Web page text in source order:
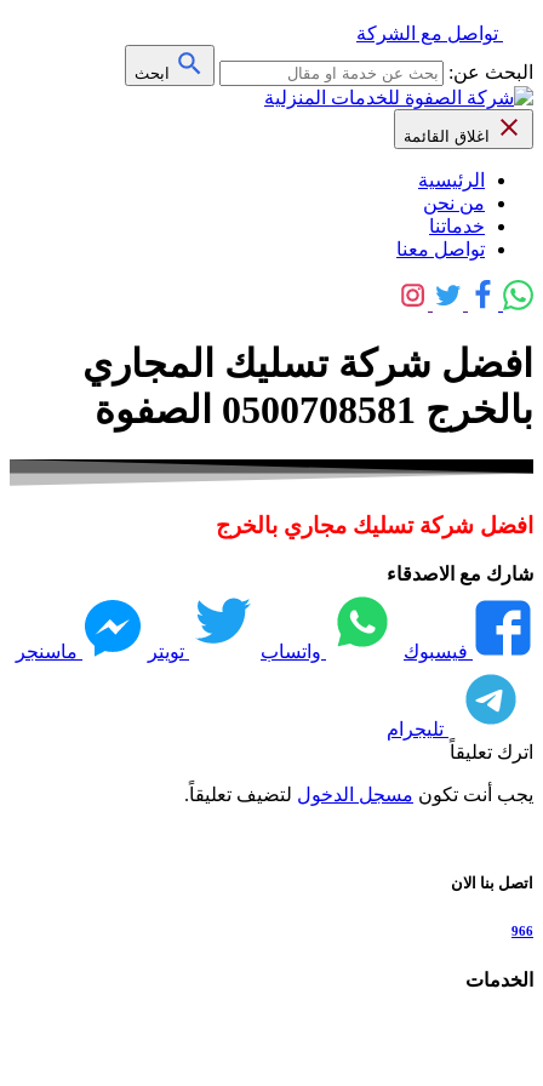
تواصل مع الشركة
البحث عن:
ابحث
اغلاق القائمة
الرئيسية
من نحن
خدماتنا
تواصل معنا
افضل شركة تسليك المجاري
بالخرج 0500708581 الصفوة
افضل شركة تسليك مجاري بالخرج
شارك مع الاصدقاء
فيسبوك واتساب تويتر ماسنجر
تليجرام
اترك تعليقاً
يجب أنت تكون مسجل الدخول لتضيف تعليقاً.
اتصل بنا الان
966
الخدمات